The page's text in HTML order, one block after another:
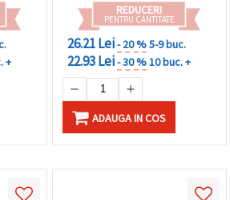
+
REDUCERI
PENTRU CANTITATE
26.21 Lei- 20 %5-9 buc.
22.93 Lei- 30 %10 buc. +
ADAUGA IN COS